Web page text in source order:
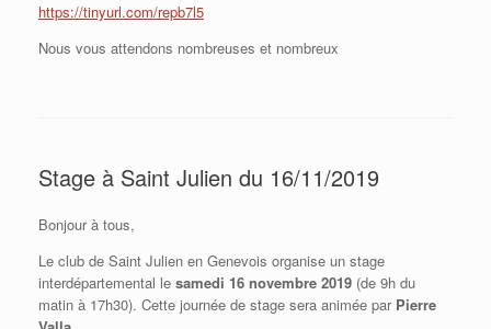
https://tinyurl.com/repb7l5
Nous vous attendons nombreuses et nombreux
Stage à Saint Julien du 16/11/2019
Bonjour à tous,
Le club de Saint Julien en Genevois organise un stage
interdépartemental le samedi 16 novembre 2019 (de 9h du
matin à 17h30). Cette journée de stage sera animée par Pierre